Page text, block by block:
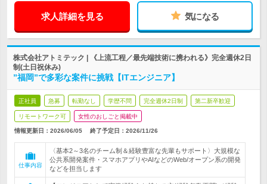
求人詳細を見る 気になる
株式会社アトミテック | 《上流工程／最先端技術に携われる》完全週休2日
制(土日祝休み)
”福岡”で多彩な案件に挑戦【ITエンジニア】
正社員 急募 転勤なし 学歴不問 完全週休2日制 第二新卒歓迎
リモートワーク可 女性のおしごと掲載中
情報更新日：2026/06/05 終了予定日： 2026/11/26
仕事内容
〈基本2～3名のチーム制＆経験豊富な先輩もサポート〉大規模な
公共系開発案件・スマホアプリやAIなどのWeb/オープン系の開発
などを担当します